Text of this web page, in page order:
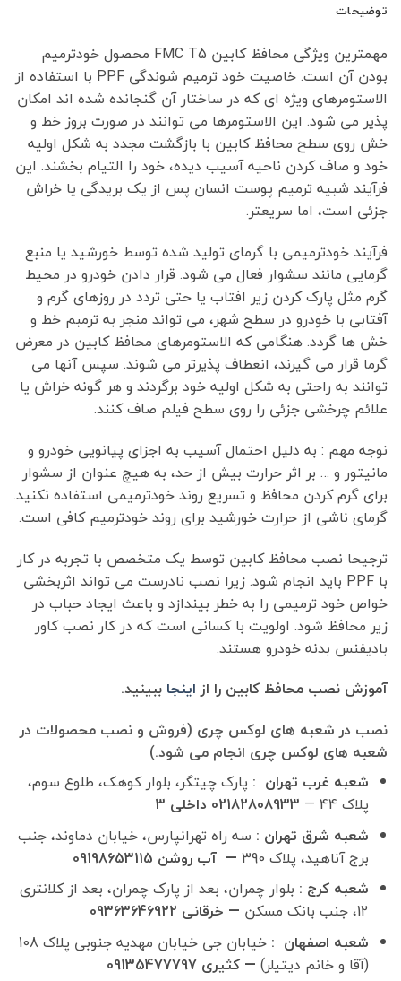
توضیحات
مهمترین ویژگی محافظ کابین FMC T5 محصول خودترمیم
بودن آن است. خاصیت خود ترمیم شوندگی PPF با استفاده از
الاستومرهای ویژه ای که در ساختار آن گنجانده شده اند امکان
پذیر می شود. این الاستومرها می توانند در صورت بروز خط و
خش روی سطح محافظ کابین با بازگشت مجدد به شکل اولیه
خود و صاف کردن ناحیه آسیب دیده، خود را التیام بخشند. این
فرآیند شبیه ترمیم پوست انسان پس از یک بریدگی یا خراش
جزئی است، اما سریعتر.
فرآیند خودترمیمی با گرمای تولید شده توسط خورشید یا منبع
گرمایی مانند سشوار فعال می شود. قرار دادن خودرو در محیط
گرم مثل پارک کردن زیر افتاب یا حتی تردد در روزهای گرم و
آفتابی با خودرو در سطح شهر، می تواند منجر به ترمبم خط و
خش ها گردد. هنگامی که الاستومرهای محافظ کابین در معرض
گرما قرار می گیرند، انعطاف پذیرتر می شوند. سپس آنها می
توانند به راحتی به شکل اولیه خود برگردند و هر گونه خراش یا
علائم چرخشی جزئی را روی سطح فیلم صاف کنند.
نوجه مهم : به دلیل احتمال آسیب به اجزای پیانویی خودرو و
مانیتور و … بر اثر حرارت بیش از حد، به هیچ عنوان از سشوار
برای گرم کردن محافظ و تسریع روند خودترمیمی استفاده نکنید.
گرمای ناشی از حرارت خورشید برای روند خودترمیم کافی است.
ترجیحا نصب محافظ کابین توسط یک متخصص با تجربه در کار
با PPF باید انجام شود. زیرا نصب نادرست می تواند اثربخشی
خواص خود ترمیمی را به خطر بیندازد و باعث ایجاد حباب در
زیر محافظ شود. اولویت با کسانی است که در کار نصب کاور
بادیفنس بدنه خودرو هستند.
آموزش نصب محافظ کابین را ازاینجا ببینید.
نصب در شعبه های لوکس چری (فروش و نصب محصولات در
شعبه های لوکس چری انجام می شود.)
شعبه غرب تهران : پارک چیتگر، بلوار کوهک، طلوع سوم،
پلاک 44 —
شعبه شرق تهران : سه راه تهرانپارس، خیابان دماوند، جنب
برج آناهید، پلاک 390
— آب روشن 09198653115
شعبه کرج : بلوار چمران، بعد از پارک چمران، بعد از کلانتری
12، جنب بانک مسکن
— خرقانی 09363646922
شعبه اصفهان :
خیابان جی خیابان مهدیه جنوبی پلاک 108
(آقا و خانم دیتیلر)— کثیری 09135477797